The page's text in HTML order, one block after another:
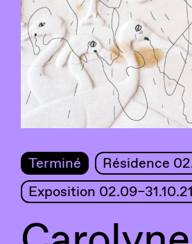
Terminé
Résidence
Exposition 02.09–31.10.21